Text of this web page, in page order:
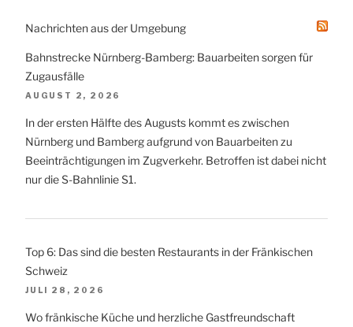
Nachrichten aus der Umgebung
Bahnstrecke Nürnberg-Bamberg: Bauarbeiten sorgen für
Zugausfälle
AUGUST 2, 2026
In der ersten Hälfte des Augusts kommt es zwischen
Nürnberg und Bamberg aufgrund von Bauarbeiten zu
Beeinträchtigungen im Zugverkehr. Betroffen ist dabei nicht
nur die S-Bahnlinie S1.
Top 6: Das sind die besten Restaurants in der Fränkischen
Schweiz
JULI 28, 2026
Wo fränkische Küche und herzliche Gastfreundschaft